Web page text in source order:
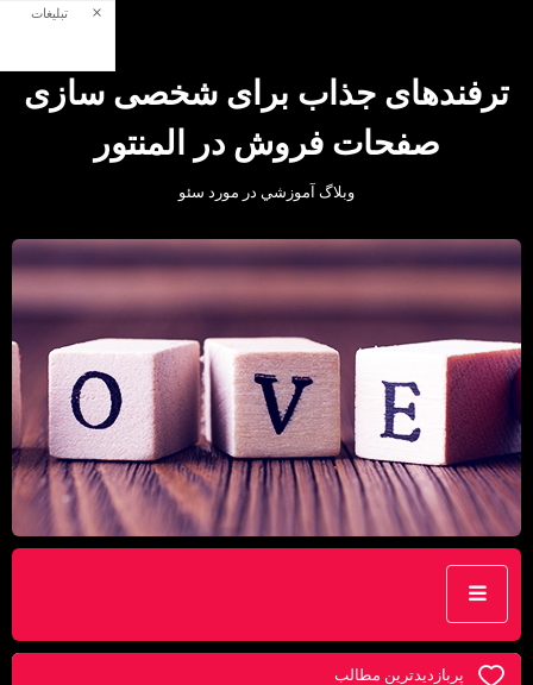
ترفندهای جذاب برای شخصی ‌سازی
صفحات فروش در المنتور
وبلاگ آموزشي در مورد سئو
پربازديدترين مطالب
تبلیغات